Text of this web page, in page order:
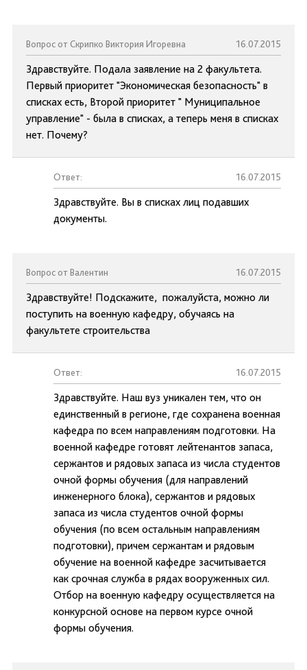
Вопрос от Скрипко Виктория Игоревна 16.07.2015
Здравствуйте. Подала заявление на 2 факультета.
Первый приоритет "Экономическая безопасность" в
списках есть, Второй приоритет " Муниципальное
управление" - была в списках, а теперь меня в списках
нет. Почему?
Ответ: 16.07.2015
Здравствуйте. Вы в списках лиц подавших
документы.
Вопрос от Валентин 16.07.2015
Здравствуйте! Подскажите, пожалуйста, можно ли
поступить на военную кафедру, обучаясь на
факультете строительства
Ответ: 16.07.2015
Здравствуйте. Наш вуз уникален тем, что он
единственный в регионе, где сохранена военная
кафедра по всем направлениям подготовки. На
военной кафедре готовят лейтенантов запаса,
сержантов и рядовых запаса из числа студентов
очной формы обучения (для направлений
инженерного блока), сержантов и рядовых
запаса из числа студентов очной формы
обучения (по всем остальным направлениям
подготовки), причем сержантам и рядовым
обучение на военной кафедре засчитывается
как срочная служба в рядах вооруженных сил.
Отбор на военную кафедру осуществляется на
конкурсной основе на первом курсе очной
формы обучения.